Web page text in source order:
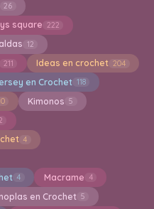
26
square 222
12
211 Ideas en crochet 204
en Crochet 118
Kimonos 5
4
4 Macrame 4
en Crochet 5